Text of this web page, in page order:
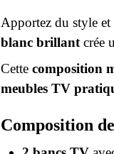
Apportez du style et
blanc brillant crée
Cette composition
meubles TV
Composition